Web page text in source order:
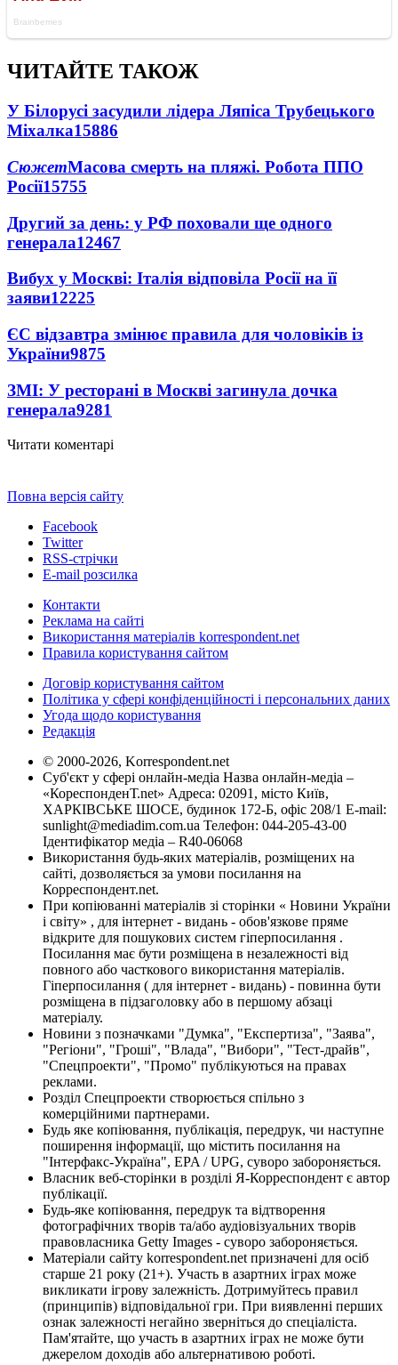
ЧИТАЙТЕ ТАКОЖ
У Білорусі засудили лідера Ляпіса Трубецького
Міхалка15886
СюжетМасова смерть на пляжі. Робота ППО
Росії15755
Другий за день: у РФ поховали ще одного
генерала12467
Вибух у Москві: Італія відповіла Росії на її
заяви12225
ЄС відзавтра змінює правила для чоловіків із
України9875
ЗМІ: У ресторані в Москві загинула дочка
генерала9281
Читати коментарі
Повна версія сайту
Facebook
Twitter
RSS-стрічки
E-mail розсилка
Контакти
Реклама на сайті
Використання матеріалів korrespondent.net
Правила користування сайтом
Договір користування сайтом
Політика у сфері конфіденційності і персональних даних
Угода щодо користування
Редакція
© 2000-2026, Korrespondent.net
Суб'єкт у сфері онлайн-медіа Назва онлайн-медіа –
«КореспонденТ.net» Адреса: 02091, місто Київ,
ХАРКІВСЬКЕ ШОСЕ, будинок 172-Б, офіс 208/1 E-mail:
sunlight@mediadim.com.ua Телефон: 044-205-43-00
Ідентифікатор медіа – R40-06068
Використання будь-яких матеріалів, розміщених на
сайті, дозволяється за умови посилання на
Корреспондент.net.
При копіюванні матеріалів зі сторінки « Новини України
і світу» , для інтернет - видань - обов'язкове пряме
відкрите для пошукових систем гіперпосилання .
Посилання має бути розміщена в незалежності від
повного або часткового використання матеріалів.
Гіперпосилання ( для інтернет - видань) - повинна бути
розміщена в підзаголовку або в першому абзаці
матеріалу.
Новини з позначками "Думка", "Експертиза", "Заява",
"Регіони", "Гроші", "Влада", "Вибори", "Тест-драйв",
"Спецпроекти", "Промо" публікуються на правах
реклами.
Розділ Спецпроекти створюється спільно з
комерційними партнерами.
Будь яке копіювання, публікація, передрук, чи наступне
поширення інформації, що містить посилання на
"Інтерфакс-Україна", EPA / UPG, суворо забороняється.
Власник веб-сторінки в розділі Я-Корреспондент є автор
публікації.
Будь-яке копіювання, передрук та відтворення
фотографічних творів та/або аудіовізуальних творів
правовласника Getty Images - суворо забороняється.
Матеріали сайту korrespondent.net призначені для осіб
старше 21 року (21+). Участь в азартних іграх може
викликати ігрову залежність. Дотримуйтесь правил
(принципів) відповідальної гри. При виявленні перших
ознак залежності негайно зверніться до спеціаліста.
Пам'ятайте, що участь в азартних іграх не може бути
джерелом доходів або альтернативою роботі.